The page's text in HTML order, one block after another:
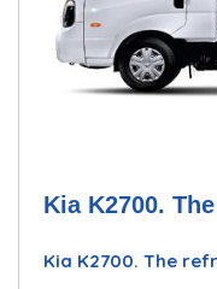
Kia K2700.
Kia K2700. The